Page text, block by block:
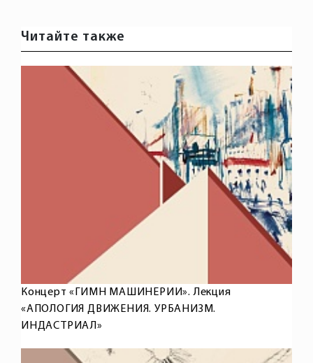
Читайте также
Концерт «ГИМН МАШИНЕРИИ». Лекция
«АПОЛОГИЯ ДВИЖЕНИЯ. УРБАНИЗМ.
ИНДАСТРИАЛ»